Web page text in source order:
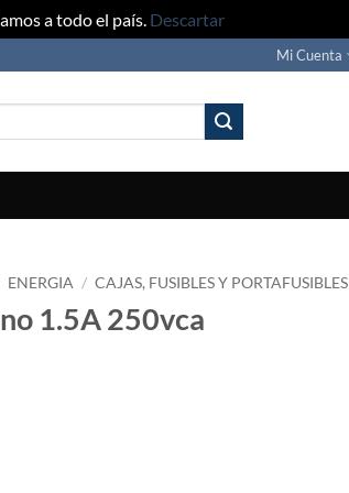
a todo el país. Descartar
Mi Cuenta
ENERGIA / CAJAS, FUSIBLES Y PORTAFUSIBLES
1.5A 250vca